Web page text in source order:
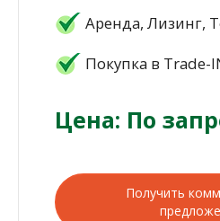
Аренда, Лизинг,
Покупка в Trade-
Цена: По
Получить